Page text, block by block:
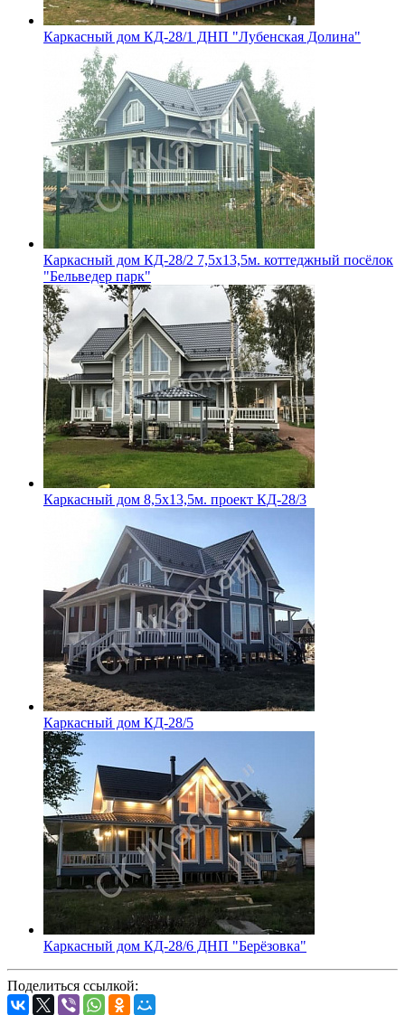
Каркасный дом КД-28/1 ДНП "Лубенская Долина"
Каркасный дом КД-28/2 7,5х13,5м. коттеджный посёлок
"Бельведер парк"
Каркасный дом 8,5х13,5м. проект КД-28/3
Каркасный дом КД-28/5
Каркасный дом КД-28/6 ДНП "Берёзовка"
Поделиться ссылкой: